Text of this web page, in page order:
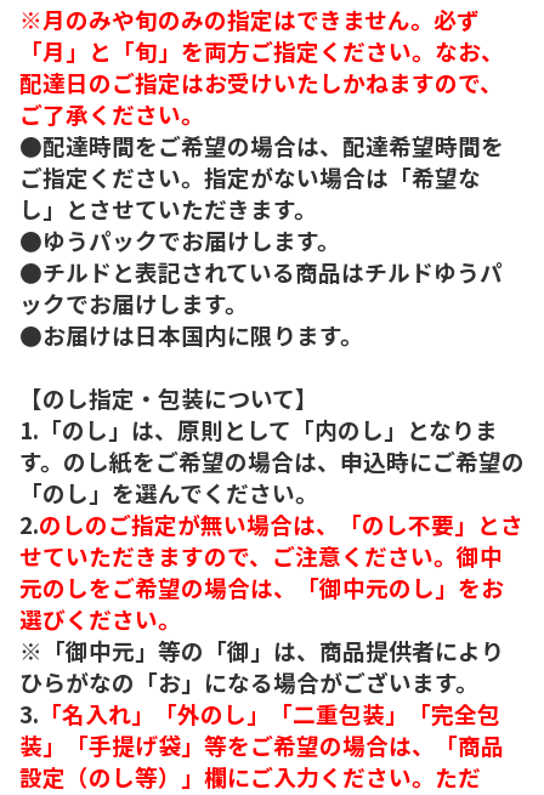
※月のみや旬のみの指定はできません。必ず
「月」と「旬」を両方ご指定ください。なお、
配達日のご指定はお受けいたしかねますので、
ご了承ください。
●配達時間をご希望の場合は、配達希望時間を
ご指定ください。指定がない場合は「希望な
し」とさせていただきます。
●ゆうパックでお届けします。
●チルドと表記されている商品はチルドゆうパ
ックでお届けします。
●お届けは日本国内に限ります。
【のし指定・包装について】
1.「のし」は、原則として「内のし」となりま
す。のし紙をご希望の場合は、申込時にご希望の
「のし」を選んでください。
2.のしのご指定が無い場合は、「のし不要」とさ
せていただきますので、ご注意ください。御中
元のしをご希望の場合は、「御中元のし」をお
選びください。
※「御中元」等の「御」は、商品提供者により
ひらがなの「お」になる場合がございます。
3. 「名入れ」「外のし」「二重包装」「完全包
装」「手提げ袋」等をご希望の場合は、「商品
設定（のし等）」欄にご入力ください。ただ